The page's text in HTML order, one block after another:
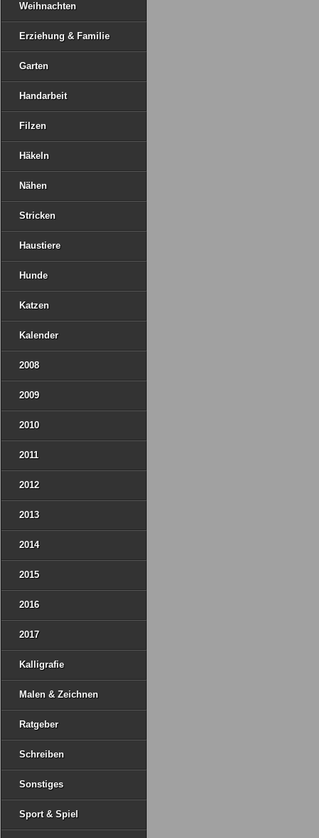
Weihnachten
Erziehung & Familie
Garten
Handarbeit
Filzen
Häkeln
Nähen
Stricken
Haustiere
Hunde
Katzen
Kalender
2008
2009
2010
2011
2012
2013
2014
2015
2016
2017
Kalligrafie
Malen & Zeichnen
Ratgeber
Schreiben
Sonstiges
Sport & Spiel